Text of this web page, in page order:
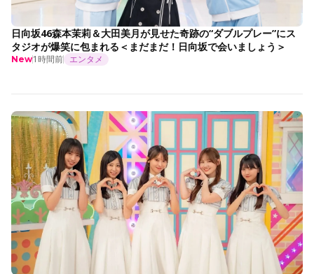
日向坂46森本茉莉＆大田美月が見せた奇跡の“ダブルプレー”にス
タジオが爆笑に包まれる＜まだまだ！日向坂で会いましょう＞
New1時間前 エンタメ